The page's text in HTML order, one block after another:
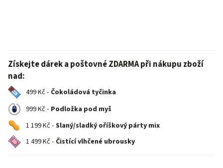
Získejte dárek a poštovné ZDARMA při nákupu zboží
nad:
499 Kč - Čokoládová tyčinka
999 Kč - Podložka pod myš
1 199 Kč - Slaný/sladký oříškový párty mix
1 499 Kč - Čistící vlhčené ubrousky